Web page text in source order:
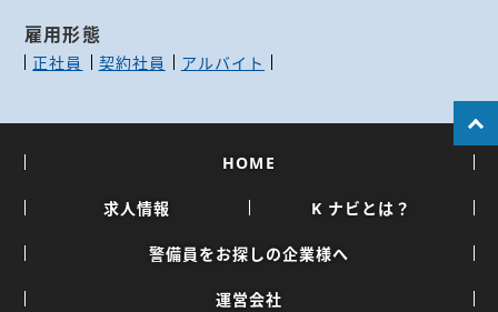
雇用形態
正社員 契約社員 アルバイト
HOME
求人情報 K ナビとは？
警備員をお探しの企業様へ
運営会社